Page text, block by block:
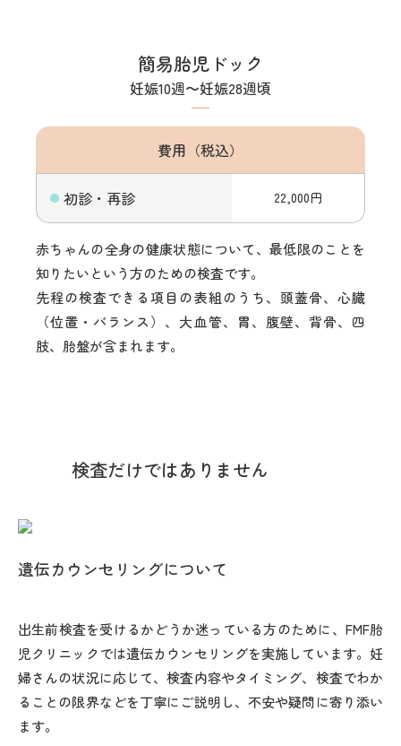
顔
両目
口唇
上顎
耳
頸部
頸部肥厚
胸部
肺肝境界
向き
位置
簡易胎児ドック
妊娠10週〜妊娠28週頃
費用（税込）
初診・再診 22,000円
赤ちゃんの全身の健康状態について、最低限のことを
知りたいという方のための検査です。
先程の検査できる項目の表組のうち、頭蓋骨、心臓
（位置・バランス）、大血管、胃、腹壁、背骨、四
肢、胎盤が含まれます。
検査だけではありません
遺伝カウンセリングについて
出生前検査を受けるかどうか迷っている方のために、FMF胎
児クリニックでは遺伝カウンセリングを実施しています。妊
婦さんの状況に応じて、検査内容やタイミング、検査でわか
ることの限界などを丁寧にご説明し、不安や疑問に寄り添い
ます。